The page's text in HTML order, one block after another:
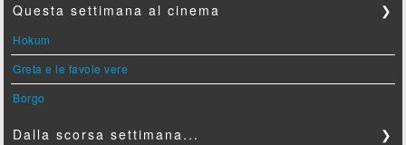
Questa settimana al cinema ❯
Hokum
Greta e le favole vere
Borgo
Dalla scorsa settimana... ❯